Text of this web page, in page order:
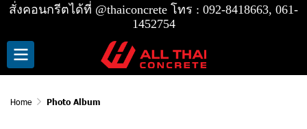
สั่งคอนกรีตได้ที่ @thaiconcrete โทร : 092-8418663, 061-
1452754
Home Photo Album